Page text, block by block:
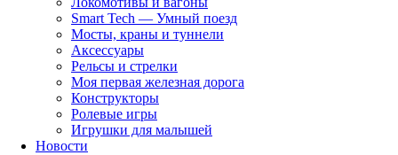
Smart Tech — Умный поезд
Мосты, краны и туннели
Аксессуары
Рельсы и стрелки
Моя первая железная дорога
Конструкторы
Ролевые игры
Игрушки для малышей
Новости